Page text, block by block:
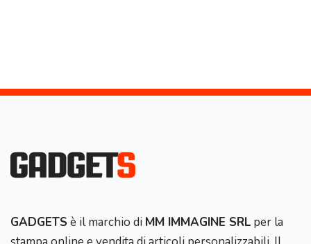
GADGETS è il marchio di MM IMMAGINE SRL per la